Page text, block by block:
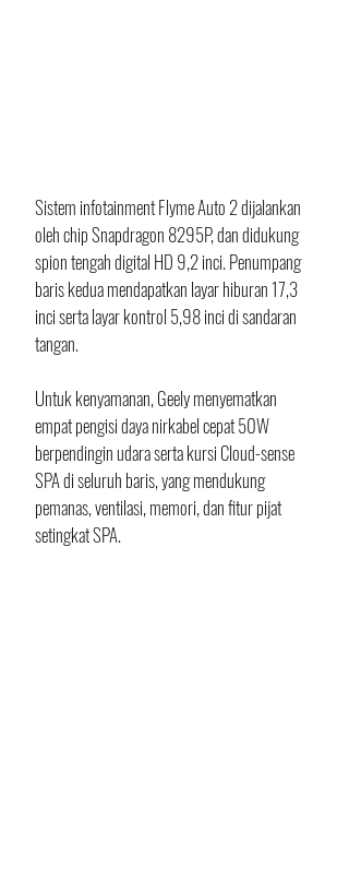
Sistem infotainment Flyme Auto 2 dijalankan
oleh chip Snapdragon 8295P, dan didukung
spion tengah digital HD 9,2 inci. Penumpang
baris kedua mendapatkan layar hiburan 17,3
inci serta layar kontrol 5,98 inci di sandaran
tangan.
Untuk kenyamanan, Geely menyematkan
empat pengisi daya nirkabel cepat 50W
berpendingin udara serta kursi Cloud-sense
SPA di seluruh baris, yang mendukung
pemanas, ventilasi, memori, dan fitur pijat
setingkat SPA.